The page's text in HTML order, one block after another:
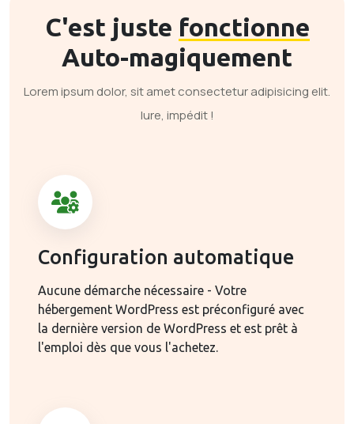
C'est juste fonctionne
Auto-magiquement
Lorem ipsum dolor, sit amet consectetur adipisicing elit.
Iure, impédit !
Configuration automatique
Aucune démarche nécessaire - Votre
hébergement WordPress est préconfiguré avec
la dernière version de WordPress et est prêt à
l'emploi dès que vous l'achetez.